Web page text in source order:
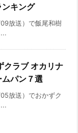
キング
放送）で飯尾和樹
クラブ オカリナ
パン７選
放送）でおかずク